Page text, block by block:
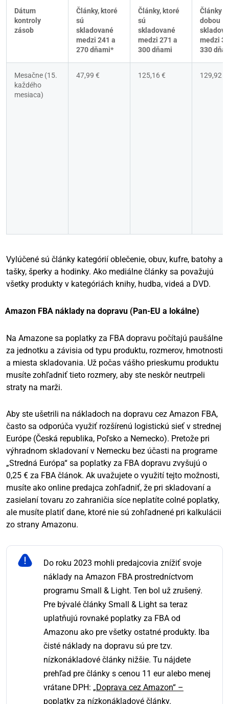
Dátum
kontroly
zásob
Články, ktoré
sú
skladované
medzi 241 a
270 dňami*
Články, ktoré
sú
skladované
medzi 271 a
300 dňami
Články s
dobou
medzi
330
Mesačne (15.
každého
mesiaca)
47,99 € 125,16 € 129,92 €
Vylúčené sú články kategórií oblečenie, obuv, kufre, batohy a
tašky, šperky a hodinky. Ako mediálne články sa považujú
všetky produkty v kategóriách knihy, hudba, videá a DVD.
Amazon FBA náklady na dopravu (Pan-EU a lokálne)
Na Amazone sa poplatky za FBA dopravu počítajú paušálne
za jednotku a závisia od typu produktu, rozmerov, hmotnosti
a miesta skladovania. Už počas vášho prieskumu produktu
musíte zohľadniť tieto rozmery, aby ste neskôr neutrpeli
straty na marži.
Aby ste ušetrili na nákladoch na dopravu cez Amazon FBA,
často sa odporúča využiť rozšírenú logistickú sieť v strednej
Európe (Česká republika, Poľsko a Nemecko). Pretože pri
výhradnom skladovaní v Nemecku bez účasti na programe
„Stredná Európa“ sa poplatky za FBA dopravu zvyšujú o
0,25 € za FBA článok. Ak uvažujete o využití tejto možnosti,
musíte ako online predajca zohľadniť, že pri skladovaní a
zasielaní tovaru zo zahraničia síce neplatíte colné poplatky,
ale musíte platiť dane, ktoré nie sú zohľadnené pri kalkulácii
zo strany Amazonu.
Do roku 2023 mohli predajcovia znížiť svoje
náklady na Amazon FBA prostredníctvom
programu Small & Light. Ten bol už zrušený.
Pre bývalé články Small & Light sa teraz
uplatňujú rovnaké poplatky za FBA od
Amazonu ako pre všetky ostatné produkty. Iba
čisté náklady na dopravu sú pre tzv.
nízkonákladové články nižšie. Tu nájdete
prehľad pre články s cenou 11 eur alebo menej
vrátane DPH: „Doprava cez Amazon“ –
poplatky za nízkonákladové články.